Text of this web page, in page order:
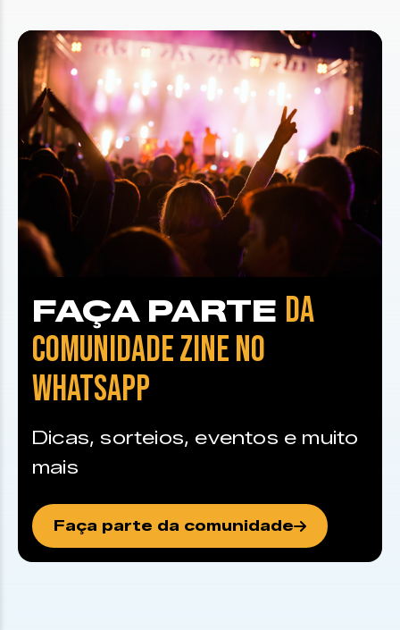
FAÇA PARTE DA
COMUNIDADE ZINE NO
WHATSAPP
Dicas, sorteios, eventos e muito
mais
Faça parte da comunidade